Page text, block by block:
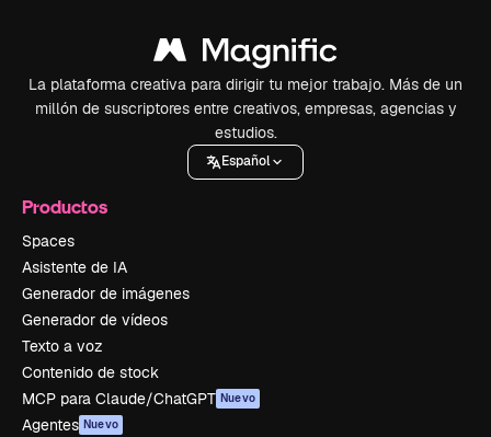
La plataforma creativa para dirigir tu mejor trabajo. Más de un
millón de suscriptores entre creativos, empresas, agencias y
estudios.
Español
Productos
Spaces
Asistente de IA
Generador de imágenes
Generador de vídeos
Texto a voz
Contenido de stock
MCP para Claude/ChatGPT Nuevo
Agentes Nuevo